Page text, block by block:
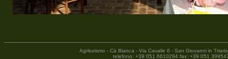
Agriturismo - Cà Bianca - Via Cavalle 6 - San Giovanni in
telefono: +39 051 6610294 fax: +39 051